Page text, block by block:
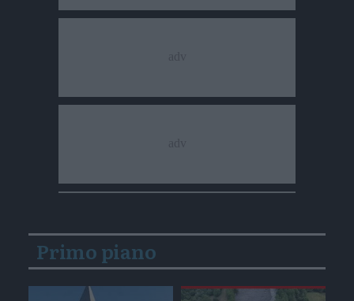
Primo piano